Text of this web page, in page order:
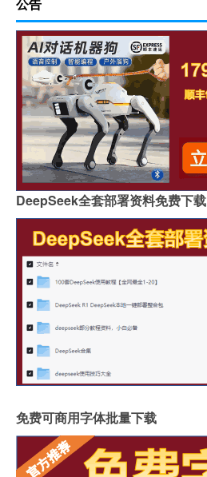
公告
DeepSeek全套部署资料免费下载
免费可商用字体批量下载